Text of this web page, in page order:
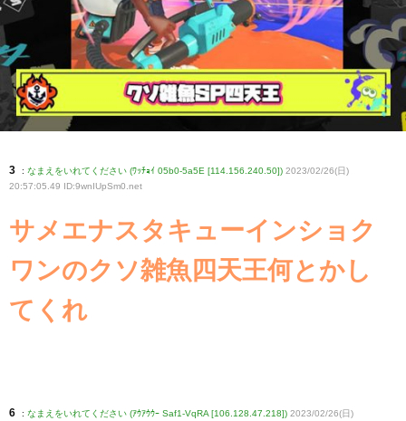
3 : なまえをいれてください (ﾜｯﾁｮｲ 05b0-5a5E [114.156.240.50]) 2023/02/26(日)
20:57:05.49 ID:9wnIUpSm0 .net
サメエナスタキューインショク
ワンのクソ雑魚四天王何とかし
てくれ
6 : なまえをいれてください (ｱｳｱｳｳｰ Saf1-VqRA [106.128.47.218]) 2023/02/26(日)